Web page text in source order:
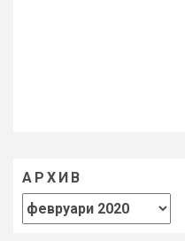
АРХИВ